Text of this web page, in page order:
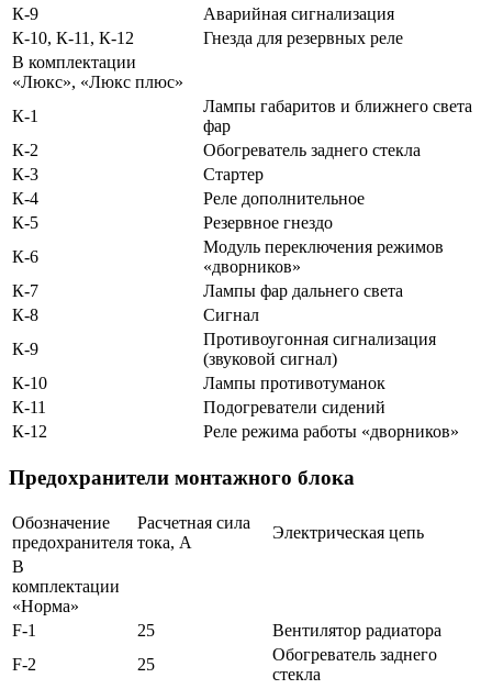
К-9
Аварийная сигнализация
К-10, К-11, К-12
Гнезда для резервных реле
В комплектации
«Люкс», «Люкс плюс»
К-1
Лампы габаритов и ближнего света
фар
К-2
Обогреватель заднего стекла
К-3
Стартер
К-4
Реле дополнительное
К-5
Резервное гнездо
К-6
Модуль переключения режимов
«дворников»
К-7
Лампы фар дальнего света
К-8
Сигнал
К-9
Противоугонная сигнализация
(звуковой сигнал)
К-10
Лампы противотуманок
К-11
Подогреватели сидений
К-12
Реле режима работы «дворников»
Предохранители монтажного блока
Обозначение
предохранителя
Расчетная сила
тока, А
Электрическая цепь
В
комплектации
«Норма»
F-1
25
Вентилятор радиатора
F-2
25
Обогреватель заднего
стекла